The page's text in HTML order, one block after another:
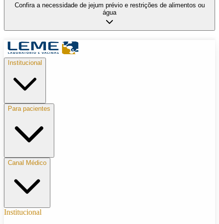
Confira a necessidade de jejum prévio e restrições de alimentos ou
água
Institucional
Para pacientes
Canal Médico
Institucional